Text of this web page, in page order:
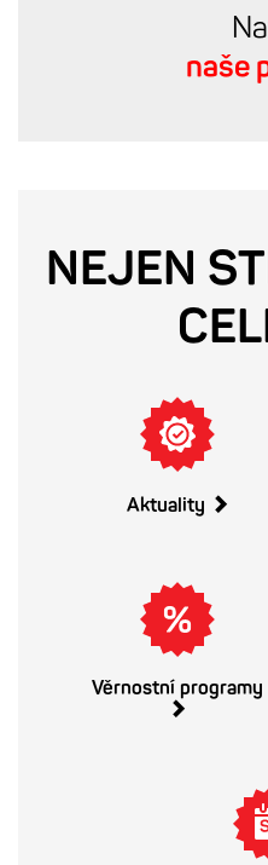
naše
NEJEN
Aktuality
Věrnostní programy